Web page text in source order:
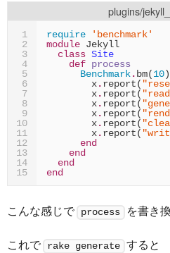
plugins/
1
2
3
4
5
6
7
8
9
10
11
12
13
14
15
require
'benchmark'
module Jekyll
class Site
def process
Benchmark.bm(10)
x.report(
x.report(
x.report(
x.report(
x.report(
x.report(
end
end
end
end
こんな感じで process を書き
これで rake generate すると